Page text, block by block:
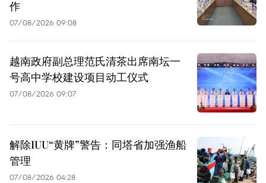
作
07/08/2026 09:08
越南政府副总理范氏清茶出席南坛一
号高中学校建设项目动工仪式
07/08/2026 09:07
解除IUU“黄牌”警告：同塔省加强渔船
管理
07/08/2026 04:28